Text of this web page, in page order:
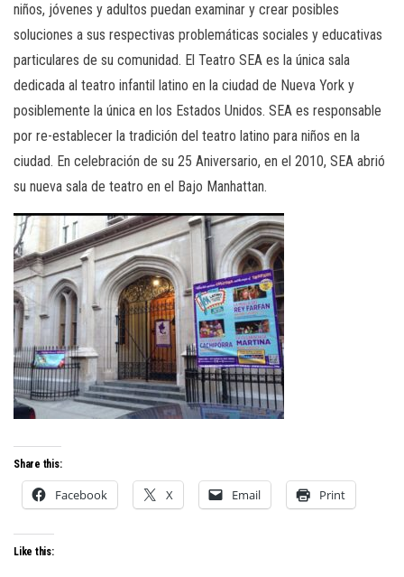
niños, jóvenes y adultos puedan examinar y crear posibles
soluciones a sus respectivas problemáticas sociales y educativas
particulares de su comunidad. El Teatro SEA es la única sala
dedicada al teatro infantil latino en la ciudad de Nueva York y
posiblemente la única en los Estados Unidos. SEA es responsable
por re-establecer la tradición del teatro latino para niños en la
ciudad. En celebración de su 25 Aniversario, en el 2010, SEA abrió
su nueva sala de teatro en el Bajo Manhattan.
Share this:
Facebook X Email Print
Like this: